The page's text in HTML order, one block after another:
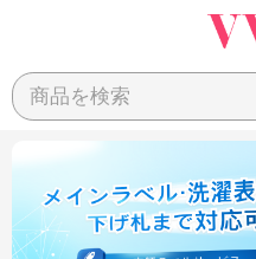
商品を検索